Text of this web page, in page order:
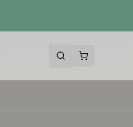
Sök Varukorg